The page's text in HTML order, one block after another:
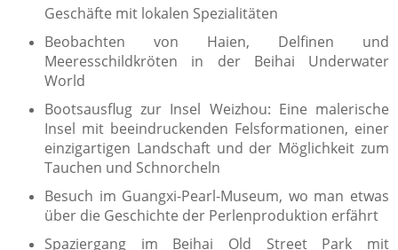
Geschäfte mit lokalen Spezialitäten
Beobachten von Haien, Delfinen und
Meeresschildkröten in der Beihai Underwater
World
Bootsausflug zur Insel Weizhou: Eine malerische
Insel mit beeindruckenden Felsformationen, einer
einzigartigen Landschaft und der Möglichkeit zum
Tauchen und Schnorcheln
Besuch im Guangxi-Pearl-Museum, wo man etwas
über die Geschichte der Perlenproduktion erfährt
Spaziergang im Beihai Old Street Park mit